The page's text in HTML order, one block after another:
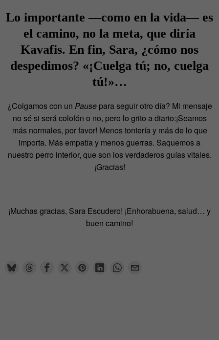
Lo importante —como en la vida— es
el camino, no la meta, que diría
Kavafis. En fin, Sara, ¿cómo nos
despedimos? «¡Cuelga tú; no, cuelga
tú!»…
¿Colgamos con un Pausepara seguir otro día? Mi mensaje
no sé si será colofón o no, pero lo grito a diario:¡Seamos
más normales, por favor! Menos tontería y más de lo que
importa. Más empatía y menos guerras. Saquemos a
nuestro perro interior, que son los verdaderos guías vitales.
¡Gracias!
¡Muchas gracias, Sara Escudero! ¡Enhorabuena, salud… y
buen camino!